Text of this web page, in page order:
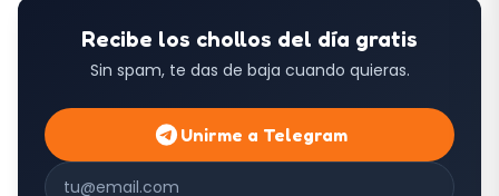
Recibe los chollos del día gratis
Sin spam, te das de baja cuando quieras.
Unirme a Telegram
Correo electrónico